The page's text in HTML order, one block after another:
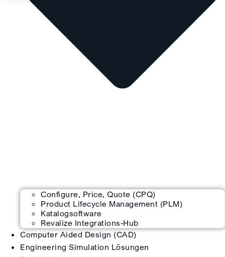
Configure, Price, Quote (CPQ)
Product Lifecycle Management (PLM)
Katalogsoftware
Revalize Integrations-Hub
Computer Aided Design (CAD)
Engineering Simulation Lösungen